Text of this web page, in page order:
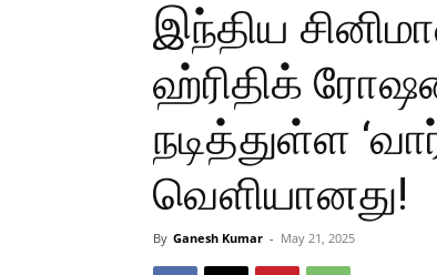
இந்திய
ஹ்ரிதிக்
நடித்துள்ள
வெளியானது!
By Ganesh Kumar - May 21, 2025